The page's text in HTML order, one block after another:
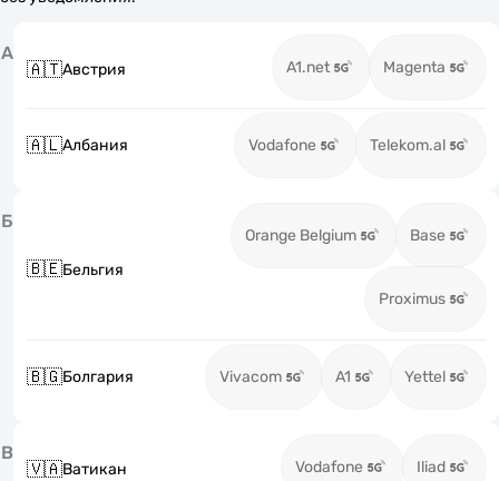
А
🇦🇹Австрия A1.net Magenta
🇦🇱Албания Vodafone Telekom.al
Б
🇧🇪Бельгия
Orange Belgium Base
Proximus
🇧🇬Болгария Vivacom A1 Yettel
В
🇻🇦Ватикан Vodafone Iliad